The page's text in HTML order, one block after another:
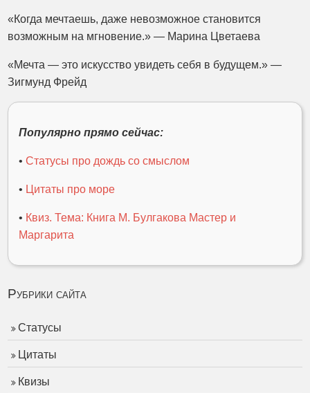
«Когда мечтаешь, даже невозможное становится
возможным на мгновение.» — Марина Цветаева
«Мечта — это искусство увидеть себя в будущем.» —
Зигмунд Фрейд
Популярно прямо сейчас:
•Статусы про дождь со смыслом
• Цитаты про море
• Квиз. Тема: Книга М. Булгакова Мастер и
Маргарита
Рубрики сайта
Статусы
Цитаты
Квизы